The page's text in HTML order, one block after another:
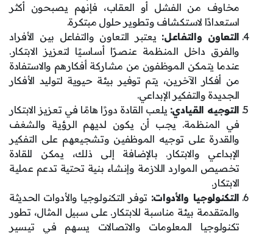
مخاوف من الفشل أو العقاب، فإنهم يصبحون أكثر
استعدادًا لاستكشاف وتطوير حلول مبتكرة.
التعاون والتفاعل: يعتبر التعاون والتفاعل بين الأفراد
والفرق داخل المنظمة عنصرًا أساسيًا لتعزيز الابتكار.
عندما يتمكن الموظفون من مشاركة أفكارهم والاستفادة
من أفكار الآخرين، يتم توفير بيئة حيوية لتوليد الأفكار
الجديدة والتفكير الإبداعي.
التوجيه القيادي: يلعب القادة دورًا هامًا في تعزيز الابتكار
في المنظمة. يجب أن يكون لديهم الرؤية والشغف
والقدرة على توجيه الموظفين وتشجيعهم على التفكير
الإبداعي والابتكار. بالإضافة إلى ذلك، يمكن للقادة
تخصيص الموارد اللازمة وإنشاء بنية تحتية تدعم عملية
الابتكار.
التكنولوجيا والأدوات: توفر التكنولوجيا والأدوات الحديثة
والمتقدمة بيئة مناسبة للابتكار. على سبيل المثال، تطور
تكنولوجيا المعلومات والاتصالات يسهم في تيسير